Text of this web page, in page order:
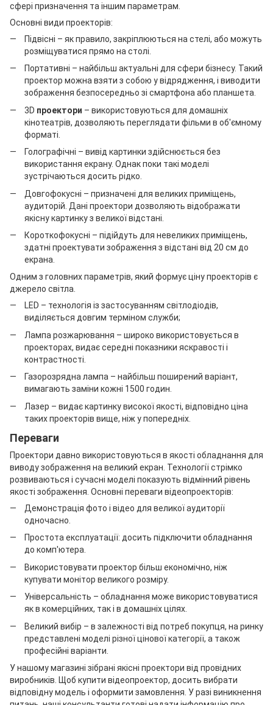
сфері призначення та іншим параметрам.
Основні види проекторів:
Підвісні – як правило, закріплюються на стелі, або можуть
розміщуватися прямо на столі.
Портативні – найбільш актуальні для сфери бізнесу. Такий
проектор можна взяти з собою у відрядження, і виводити
зображення безпосередньо зі смартфона або планшета.
3D проектори – використовуються для домашніх
кінотеатрів, дозволяють переглядати фільми в об'ємному
форматі.
Голографічні – вивід картинки здійснюється без
використання екрану. Однак поки такі моделі
зустрічаються досить рідко.
Довгофокусні – призначені для великих приміщень,
аудиторій. Дані проектори дозволяють відображати
якісну картинку з великої відстані.
Короткофокусні – підійдуть для невеликих приміщень,
здатні проектувати зображення з відстані від 20 см до
екрана.
Одним з головних параметрів, який формує ціну проекторів є
джерело світла.
LED – технологія із застосуванням світлодіодів,
виділяється довгим терміном служби;
Лампа розжарювання – широко використовується в
проекторах, видає середні показники яскравості і
контрастності.
Газорозрядна лампа – найбільш поширений варіант,
вимагають заміни кожні 1500 годин.
Лазер – видає картинку високої якості, відповідно ціна
таких проекторів вище, ніж у попередніх.
Переваги
Проектори давно використовуються в якості обладнання для
виводу зображення на великий екран. Технології стрімко
розвиваються і сучасні моделі показують відмінний рівень
якості зображення. Основні переваги відеопроекторів:
Демонстрація фото і відео для великої аудиторії
одночасно.
Простота експлуатації: досить підключити обладнання
до комп'ютера.
Використовувати проектор більш економічно, ніж
купувати монітор великого розміру.
Універсальність – обладнання може використовуватися
як в комерційних, так і в домашніх цілях.
Великий вибір – в залежності від потреб покупця, на ринку
представлені моделі різної цінової категорії, а також
професійні варіанти.
У нашому магазині зібрані якісні проектори від провідних
виробників. Щоб купити відеопроектор, досить вибрати
відповідну модель і оформити замовлення. У разі виникнення